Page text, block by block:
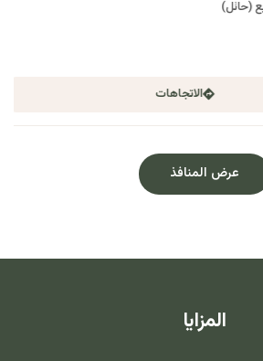
الاتجاهات
عرض المنافذ
المزايا